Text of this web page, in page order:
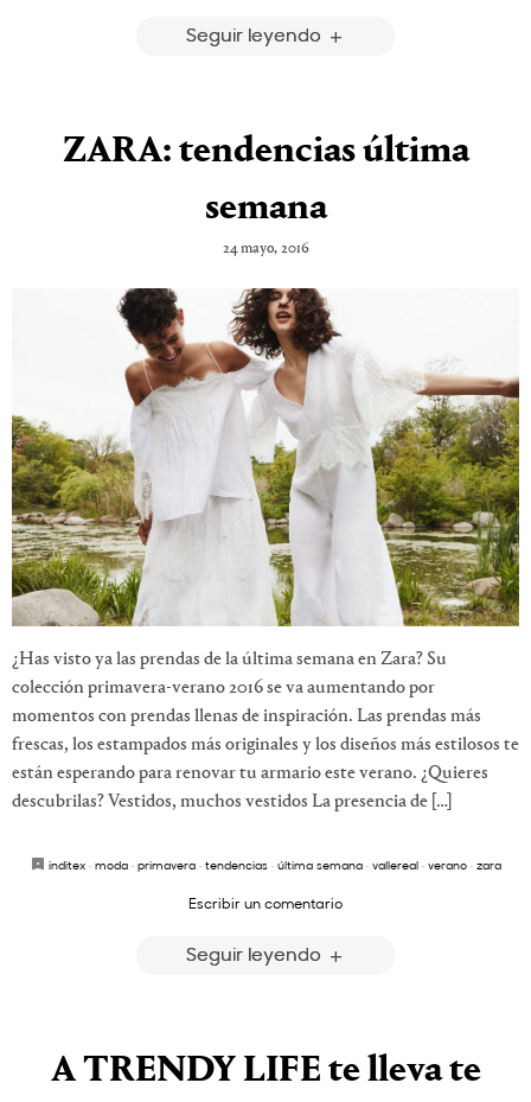
Seguir leyendo
ZARA: tendencias última
semana
24 mayo, 2016
¿Has visto ya las prendas de la última semana en Zara? Su
colección primavera-verano 2016 se va aumentando por
momentos con prendas llenas de inspiración. Las prendas más
frescas, los estampados más originales y los diseños más estilosos te
están esperando para renovar tu armario este verano. ¿Quieres
descubrilas? Vestidos, muchos vestidos La presencia de […]
inditex· moda· primavera· tendencias· última semana· vallereal· verano· zara
Escribir un comentario
Seguir leyendo
A TRENDY LIFE te lleva te